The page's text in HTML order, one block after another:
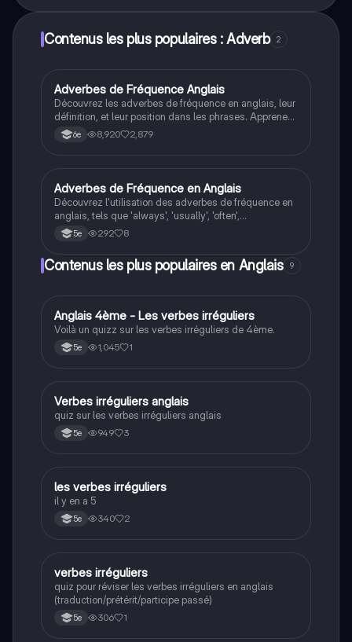
Contenus les plus populaires : Adverb 2
Anglais
Adverbes de Fréquence Anglais
Découvrez les adverbes de fréquence en anglais, leur
définition, et leur position dans les phrases. Apprenez
à les utiliser correctement avec des exemples
pratiques. Idéal pour les élèves de 5ème. Entraînez-
6e 8,920 2,879
Anglais
Adverbes de Fréquence en Anglais
Découvrez l'utilisation des adverbes de fréquence en
anglais, tels que 'always', 'usually', 'often',
'sometimes', et 'never'. Apprenez à les placer
correctement dans des phrases avec auxiliaires et
dans le présent simple. Ce résumé est idéal pour les
étudiants souhaitant maîtriser la grammaire anglaise.
5e 292 8
Contenus les plus populaires en Anglais 9
AAnglais
Anglais 4ème - Les verbes irréguliers
Voilà un quizz sur les verbes irréguliers de 4ème.
5e 1,045 1
VAnglais
Verbes irréguliers anglais
quiz sur les verbes irréguliers anglais
5e 949 3
LAnglais
les verbes irréguliers
il y en a 5
5e 340 2
VAnglais
verbes irréguliers
quiz pour réviser les verbes irréguliers en anglais
(traduction/prétérit/participe passé)
5e 306 1